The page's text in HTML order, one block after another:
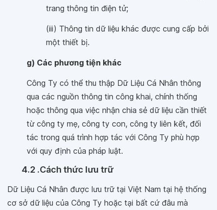
trang thông tin điện tử;
(iii) Thông tin dữ liệu khác được cung cấp bởi
một thiết bị.
g) Các phương tiện khác
Công Ty có thể thu thập Dữ Liệu Cá Nhân thông
qua các nguồn thông tin công khai, chính thống
hoặc thông qua việc nhận chia sẻ dữ liệu cần thiết
từ công ty mẹ, công ty con, công ty liên kết, đối
tác trong quá trình hợp tác với Công Ty phù hợp
với quy định của pháp luật.
4.2 .Cách thức lưu trữ
Dữ Liệu Cá Nhân được lưu trữ tại Việt Nam tại hệ thống
cơ sở dữ liệu của Công Ty hoặc tại bất cứ đâu mà